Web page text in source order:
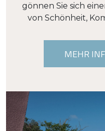
gönnen Sie sich
von Schönheit,
MEHR